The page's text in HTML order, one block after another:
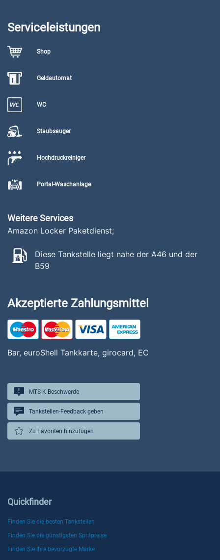
Serviceleistungen
Shop
Geldautomat
WC
Staubsauger
Hochdruckreiniger
Portal-Waschanlage
Weitere Services
Amazon Locker Paketdienst;
Diese Tankstelle liegt nahe der A46 und der
B59
Akzeptierte Zahlungsmittel
Bar, euroShell Tankkarte, girocard, EC
MTS-K Beschwerde
Tankstellen-Feedback geben
Zu Favoriten hinzufügen
Quickfinder
Finden Sie die besten Tankstellen
Finden Sie die günstigsten Spritpreise
Finden Sie Ihre bevorzugte Marke